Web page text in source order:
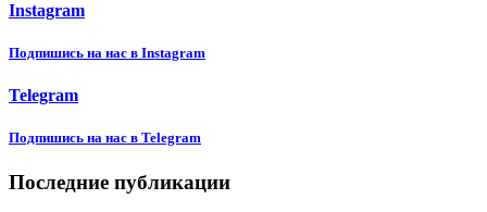
Instagram
Подпишиcь на нас в Instagram
Telegram
Подпишиcь на нас в Telegram
Последние публикации